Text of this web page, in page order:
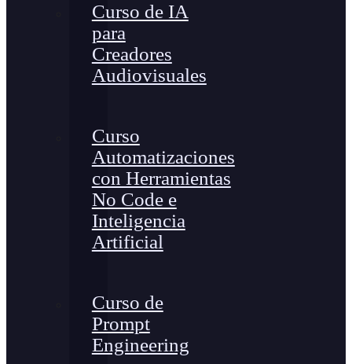
Curso de IA
para
Creadores
Audiovisuales
Curso
Automatizaciones
con Herramientas
No Code e
Inteligencia
Artificial
Curso de
Prompt
Engineering